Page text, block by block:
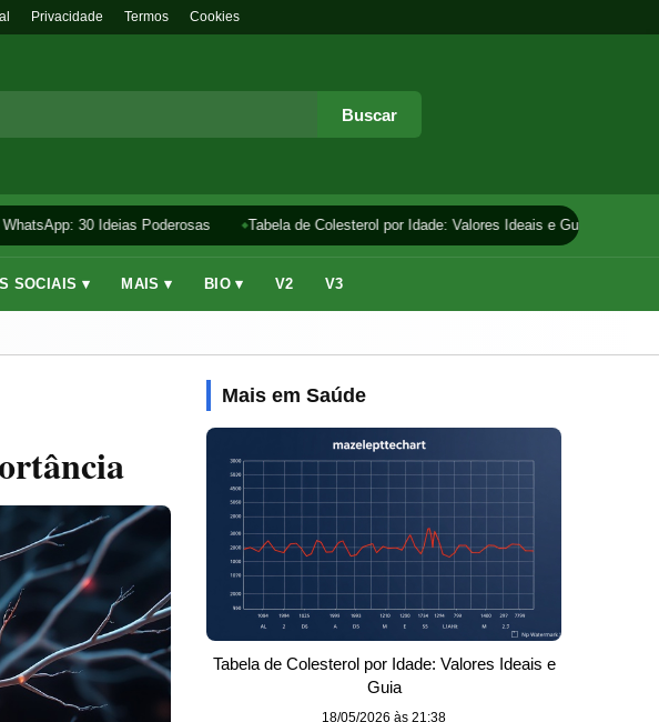
Privacidade Termos Cookies
Buscar
30 Ideias Poderosas Tabela de Colesterol por Idade: Valores Ideais e Guia
SOCIAIS ▾ MAIS ▾ BIO ▾ V2 V3
Mais em Saúde
Tabela de Colesterol por Idade: Valores Ideais e
Guia
18/05/2026 às 21:38